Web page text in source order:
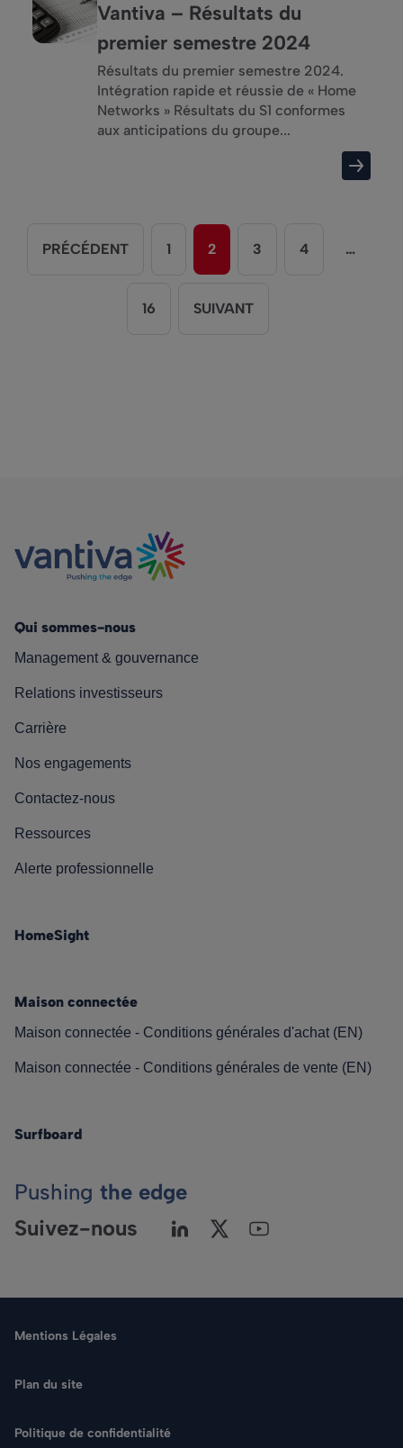
Vantiva – Résultats du
premier semestre 2024
Résultats du premier semestre 2024.
Intégration rapide et réussie de « Home
Networks » Résultats du S1 conformes
aux anticipations du groupe...
PRÉCÉDENT 1 2 3 4 …
16 SUIVANT
Qui sommes-nous
Management & gouvernance
Relations investisseurs
Carrière
Nos engagements
Contactez-nous
Ressources
Alerte professionnelle
HomeSight
Maison connectée
Maison connectée - Conditions générales d'achat (EN)
Maison connectée - Conditions générales de vente (EN)
Surfboard
Pushing the edge
Suivez-nous
Mentions Légales
Plan du site
Politique de confidentialité